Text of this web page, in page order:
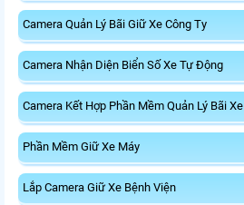
Camera Quản Lý Bãi Giữ Xe Công Ty
Camera Nhận Diện Biển Số Xe Tự Động
Camera Kết Hợp Phần Mềm Quản Lý Bãi Xe
Phần Mềm Giữ Xe Máy
Lắp Camera Giữ Xe Bệnh Viện